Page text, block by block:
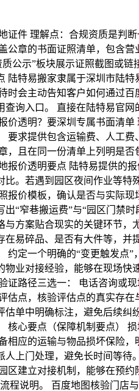
证件 理解点：合规资质是判
公章的书面证照清单，包含
公示”板块展示证照截图或
陆特易搬家隶属于深圳市陆
时会主动告知客户如何通过
询入口。 直接在陆特易官
价透明？要深圳专属书面清
要求提供包含运输费、人工
，且在同一份清单上列明是
报价透明要点 陆特易提供的
比。若遇到园区夜间作业等
报价模板，确认是否与实际
出“窄巷搬运费”与“园区门禁
与方案贴合现实的关键环节
在易碎品、是否有大件等，
约定一个明确的“变更触发点
物业对接经验，能够在现场
证路径三选一： 电话咨询或
估点，核验评估点的真实存
估单中明确标注，避免后续
核心要点（保障机制要点）
相应的运输与物品损坏保险
人上门处理，避免长时间等
区建立对接机制，能够在预
程说明。 百度地图核验门店